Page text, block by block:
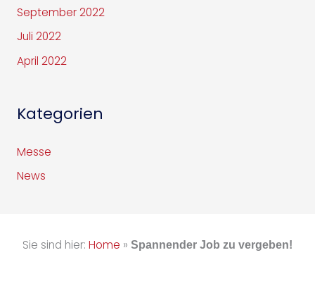
September 2022
Juli 2022
April 2022
Kategorien
Messe
News
Sie sind hier: Home » Spannender Job zu vergeben!